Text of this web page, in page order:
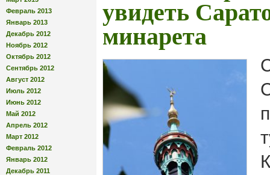
Февраль 2013
Январь 2013
Декабрь 2012
Ноябрь 2012
Октябрь 2012
Сентябрь 2012
Август 2012
Июль 2012
Июнь 2012
Май 2012
Апрель 2012
Март 2012
Февраль 2012
Январь 2012
Декабрь 2011
увидеть
минарета